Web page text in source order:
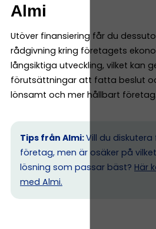
Almi
Utöver finansiering får du
rådgivning kring företagets
långsiktiga utveckling, vilket kan
förutsättningar att fatta beslut
lönsamt och mer hållbart företag.
Tips från Almi:Vill du
företag, men är osäker på
lösning som passar bäst? Här
med Almi.